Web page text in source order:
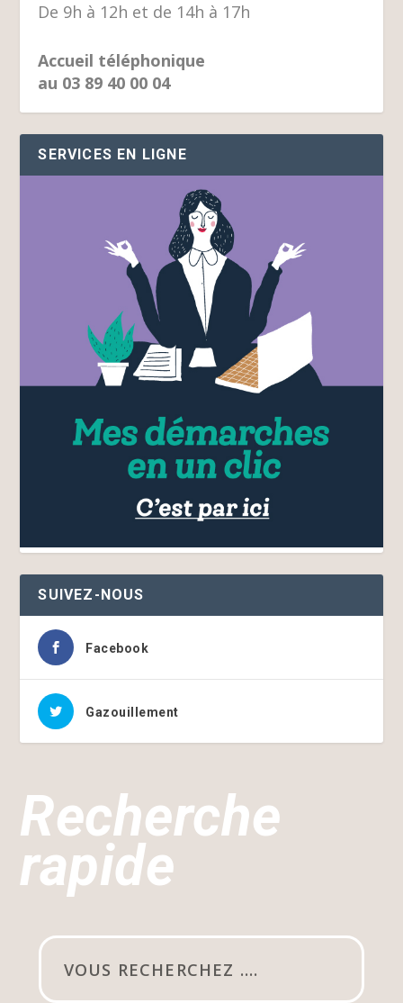
De 9h à 12h et de 14h à 17h
Accueil téléphonique
au 03 89 40 00 04
SERVICES EN LIGNE
SUIVEZ-NOUS
Facebook
Gazouillement
Recherche
rapide